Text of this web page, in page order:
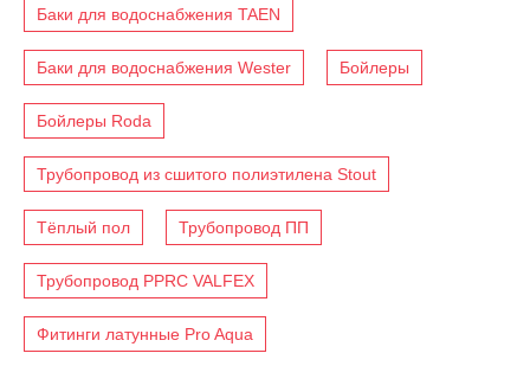
Баки для водоснабжения TAEN
Баки для водоснабжения Wester Бойлеры
Бойлеры Roda
Трубопровод из сшитого полиэтилена Stout
Тёплый пол Трубопровод ПП
Трубопровод PPRC VALFEX
Фитинги латунные Pro Aqua